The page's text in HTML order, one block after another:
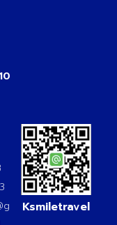
Ksmiletravel